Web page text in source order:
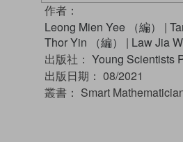
作者：
Leong Mien Yee （編）
|
Thor Yin （編）
| Law Jia
出版社： Young Scientists
出版日期： 08/2021
叢書： Smart